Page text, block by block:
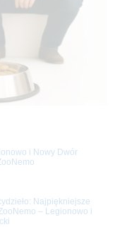
i Nowy Dwór
Najpiękniejsze
– Legionowo i